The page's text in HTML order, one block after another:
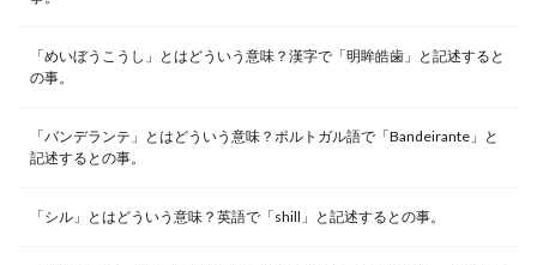
「めいぼうこうし」とはどういう意味？漢字で「明眸皓歯」と記述すると
の事。
「バンデランテ」とはどういう意味？ポルトガル語で「Bandeirante」と
記述するとの事。
「シル」とはどういう意味？英語で「shill」と記述するとの事。